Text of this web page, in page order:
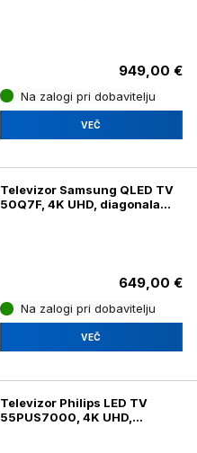
949,00 €
Na zalogi pri dobavitelju
VEČ
Televizor Samsung QLED TV
50Q7F, 4K UHD, diagonala
649,00 €
Na zalogi pri dobavitelju
VEČ
Televizor Philips LED TV
55PUS7000, 4K UHD,